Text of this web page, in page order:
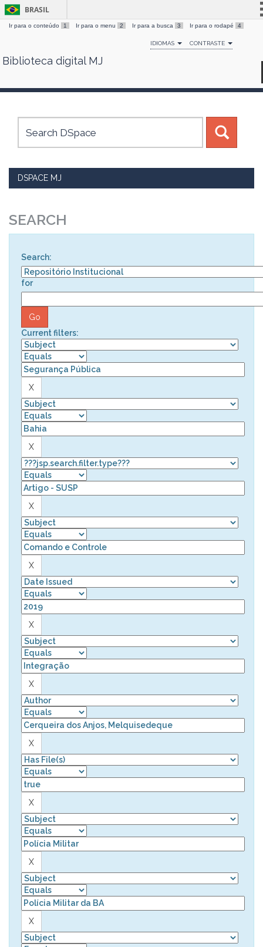
Skip
BRASIL
Simplifique!
Comunica BR
Canais
Ir para o conteúdo 1 Ir para o menu 2 Ir para a busca 3 Ir para o rodapé 4
IDIOMAS CONTRASTE
Biblioteca digital MJ
DSPACE MJ
SEARCH
Search:
for
Current filters: